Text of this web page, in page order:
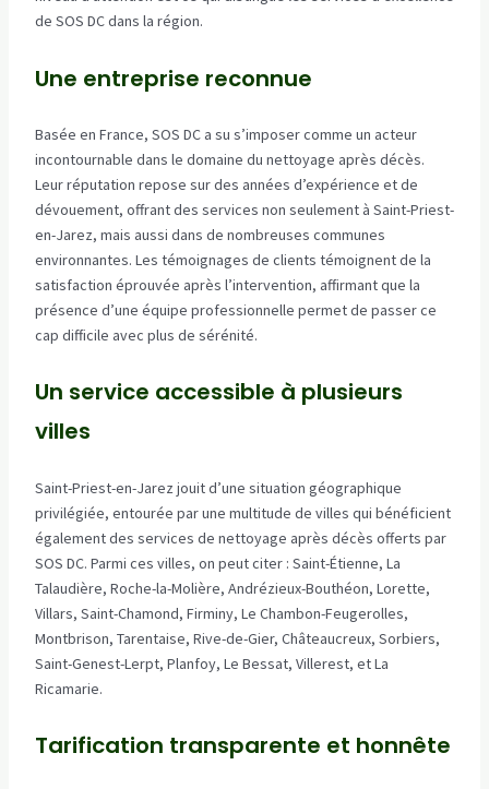
de SOS DC dans la région.
Une entreprise reconnue
Basée en France, SOS DC a su s’imposer comme un acteur
incontournable dans le domaine du nettoyage après décès.
Leur réputation repose sur des années d’expérience et de
dévouement, offrant des services non seulement à Saint-Priest-
en-Jarez, mais aussi dans de nombreuses communes
environnantes. Les témoignages de clients témoignent de la
satisfaction éprouvée après l’intervention, affirmant que la
présence d’une équipe professionnelle permet de passer ce
cap difficile avec plus de sérénité.
Un service accessible à plusieurs
villes
Saint-Priest-en-Jarez jouit d’une situation géographique
privilégiée, entourée par une multitude de villes qui bénéficient
également des services de nettoyage après décès offerts par
SOS DC. Parmi ces villes, on peut citer : Saint-Étienne, La
Talaudière, Roche-la-Molière, Andrézieux-Bouthéon, Lorette,
Villars, Saint-Chamond, Firminy, Le Chambon-Feugerolles,
Montbrison, Tarentaise, Rive-de-Gier, Châteaucreux, Sorbiers,
Saint-Genest-Lerpt, Planfoy, Le Bessat, Villerest, et La
Ricamarie.
Tarification transparente et honnête